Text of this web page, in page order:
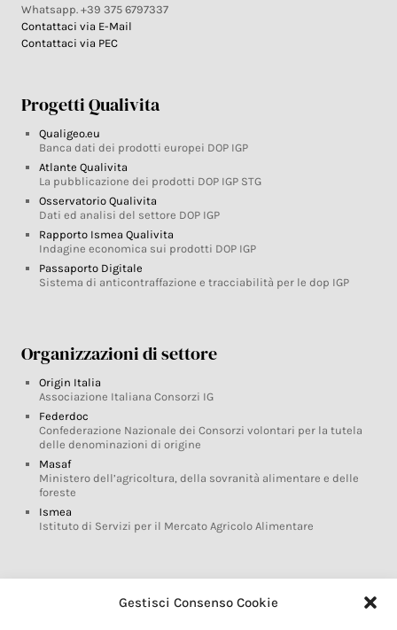
Gestisci Consenso Cookie
Whatsapp. +39 375 6797337
Contattaci via E-Mail
Contattaci via PEC
Progetti Qualivita
Qualigeo.eu
Banca dati dei prodotti europei DOP IGP
Atlante Qualivita
La pubblicazione dei prodotti DOP IGP STG
Osservatorio Qualivita
Dati ed analisi del settore DOP IGP
Rapporto Ismea Qualivita
Indagine economica sui prodotti DOP IGP
Passaporto Digitale
Sistema di anticontraffazione e tracciabilità per le dop IGP
Organizzazioni di settore
Origin Italia
Associazione Italiana Consorzi IG
Federdoc
Confederazione Nazionale dei Consorzi volontari per la tutela
delle denominazioni di origine
Masaf
Ministero dell’agricoltura, della sovranità alimentare e delle
foreste
Ismea
Istituto di Servizi per il Mercato Agricolo Alimentare
Glossario DOP IGP